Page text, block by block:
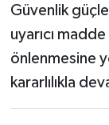
Güvenlik
uyarıcı
önlenmesine
kararlılıkla